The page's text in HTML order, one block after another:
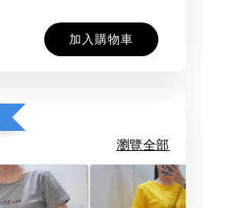
加入購物車
瀏覽全部